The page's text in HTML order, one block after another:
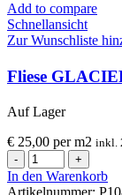
Add to compare
Schnellansicht
Zur Wunschliste
Fliese
Auf Lager
€ 25,00 perm2 inkl.
Fliese
GLACIER
Blue
In den Warenkorb